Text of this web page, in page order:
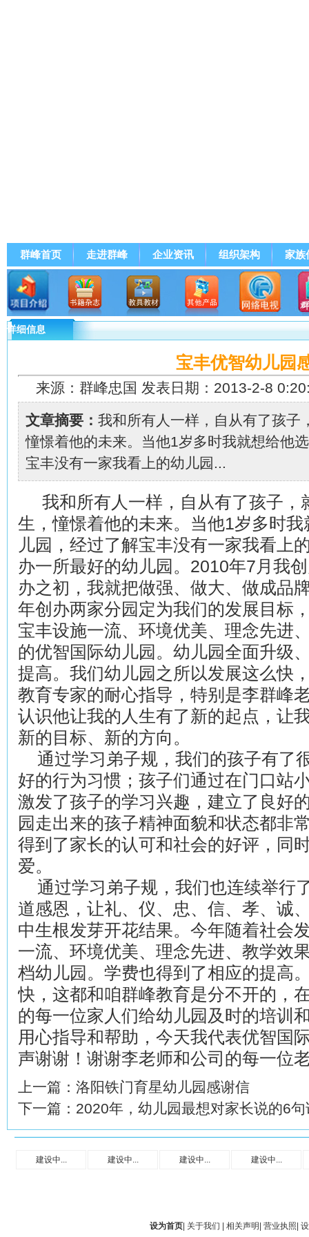
群峰首页 走进群峰 企业资讯 组织架构 家族
群峰直播
详细信息
宝丰优智幼儿园
来源：群峰忠国 发表日期：2013-2-8
文章摘要： 我和所有人一样，自从有了孩子
憧憬着他的未来。当他1岁多时我就想给他
宝丰没有一家我看上的幼儿园...
我和所有人一样，自从有了孩子，
生，憧憬着他的未来。当他1岁多时我
儿园，经过了解宝丰没有一家我看上
办一所最好的幼儿园。 2010年7 月我
办之初，我就把做强、做大、做成品
年创办两家分园定为我们的发展目标
宝丰设施一流、环境优美、理念先进
的优智国际幼儿园。幼儿园全面升级
提高。我们幼儿园之所以发展这么快
教育专家的耐心指导，特别是李群峰
认识他让我的人生有了新的起点，让
新的目标、新的方向。
通过学习弟子规，我们的孩子有了
好的行为习惯；孩子们通过在门口站
激发了孩子的学习兴趣，建立了良好
园走出来的孩子精神面貌和状态都非
得到了家长的认可和社会的好评，同
爱。
通过学习弟子规，我们也连续举行
道感恩，让礼、仪、忠、信、孝、诚
中生根发芽开花结果。今年随着社会
一流、环境优美、理念先进、教学效
档幼儿园。学费也得到了相应的提高
快，这都和咱群峰教育是分不开的，
的每一位家人们给幼儿园及时的培训
用心指导和帮助，今天我代表优智国
声谢谢！谢谢李老师和公司的每一位
上一篇： 洛阳铁门育星幼儿园感谢信
下一篇： 2020年，幼儿园最想对家长说的6句
建设中... 建设中... 建设中... 建设中...
设为首页 关于我们 相关声明 营业执照